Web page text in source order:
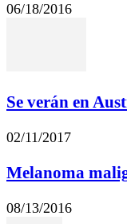
06/18/2016
Se verán en
02/11/2017
Melanoma
08/13/2016